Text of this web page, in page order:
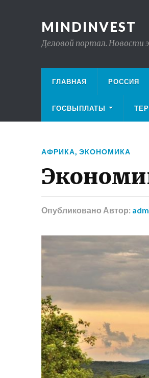
MINDINVEST
Деловой портал. Новости
ГЛАВНАЯ РОССИЯ
ГОСВЫПЛАТЫ
АФРИКА, ЭКОНОМИКА
Опубликовано Автор: